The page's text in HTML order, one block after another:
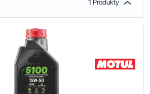
1 Produkty